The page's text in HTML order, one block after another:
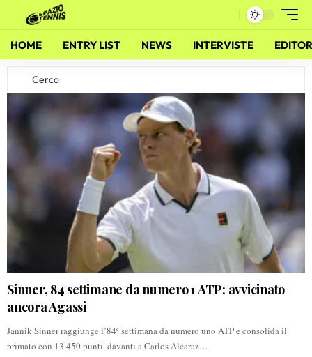
HOME ENTRY LIST NEWS INTERVISTE
Sinner, 84 settimane da numero 1 ATP: avvicinato
ancora Agassi
Jannik Sinner raggiunge l’84ª settimana da numero uno ATP e consolida il
primato con 13.450 punti, davanti a Carlos Alcaraz…